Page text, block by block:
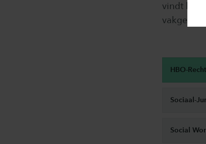
vindt
vakgebied.
​HBO-
Sociaal-
Social